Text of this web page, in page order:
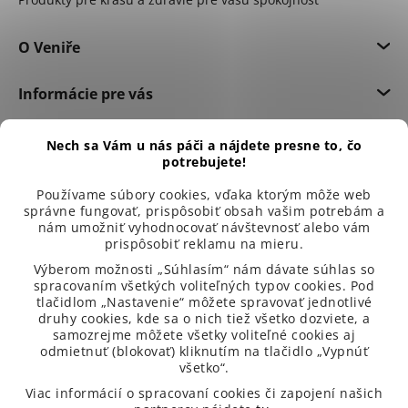
Nech sa Vám u nás páči a nájdete presne to, čo
potrebujete!
Používame súbory cookies, vďaka ktorým môže web
správne fungovať, prispôsobiť obsah vašim potrebám a
nám umožniť vyhodnocovať návštevnosť alebo vám
prispôsobiť reklamu na mieru.
Výberom možnosti „Súhlasím“ nám dávate súhlas so
spracovaním všetkých voliteľných typov cookies. Pod
tlačidlom „Nastavenie“ môžete spravovať jednotlivé
druhy cookies, kde sa o nich tiež všetko dozviete, a
samozrejme môžete všetky voliteľné cookies aj
odmietnuť (blokovať) kliknutím na tlačidlo „Vypnúť
všetko“.
Viac informácií o spracovaní cookies či zapojení našich
O Veniře
Informácie pre vás
Dôležité informácie
99 % spokojených zákazníků